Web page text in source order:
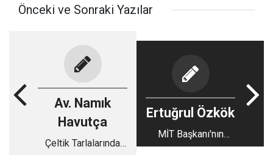
Önceki ve Sonraki Yazılar
Av. Namık
Havutça
Çeltik Tarlalarında
Ertuğrul Özkök
MİT Başkanı'nın
Kulübesinden Çıkan